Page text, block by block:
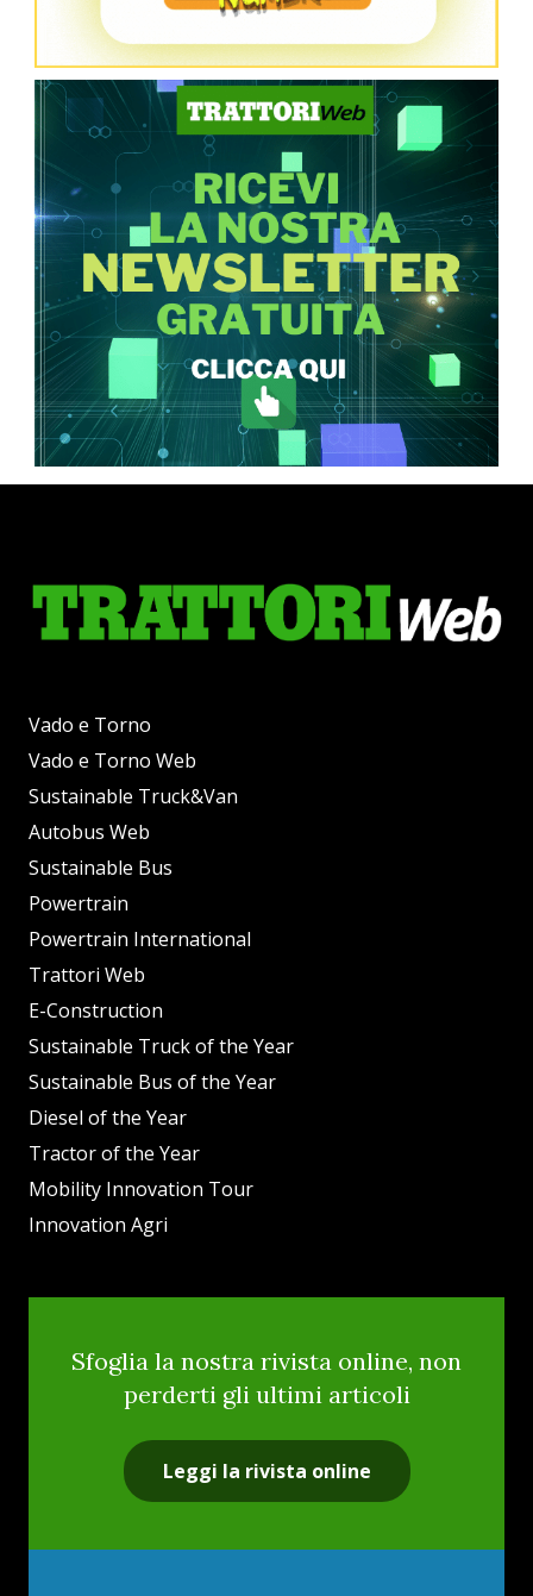
Vado e Torno
Vado e Torno Web
Sustainable Truck&Van
Autobus Web
Sustainable Bus
Powertrain
Powertrain International
Trattori Web
E-Construction
Sustainable Truck of the Year
Sustainable Bus of the Year
Diesel of the Year
Tractor of the Year
Mobility Innovation Tour
Innovation Agri
Sfoglia la nostra rivista online, non
perderti gli ultimi articoli
Leggi la rivista online